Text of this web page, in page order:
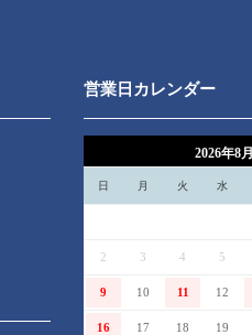
営業日カレンダー
2026年8月
日 月 火 水
2 3 4 5
9 10 11 12
16 17 18 19